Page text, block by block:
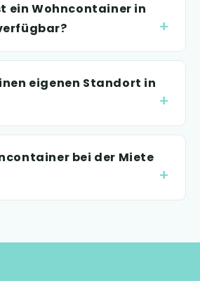
ein Wohncontainer in
eigenen Standort in
bei der Miete